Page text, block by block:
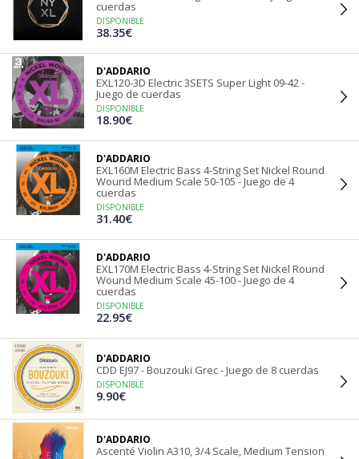
cuerdas
DISPONIBLE
38.35€
D'ADDARIO
EXL120-3D Electric 3SETS Super Light 09-42 -
Juego de cuerdas
DISPONIBLE
18.90€
D'ADDARIO
EXL160M Electric Bass 4-String Set Nickel Round
Wound Medium Scale 50-105 - Juego de 4
cuerdas
DISPONIBLE
31.40€
D'ADDARIO
EXL170M Electric Bass 4-String Set Nickel Round
Wound Medium Scale 45-100 - Juego de 4
cuerdas
DISPONIBLE
22.95€
D'ADDARIO
CDD EJ97 - Bouzouki Grec - Juego de 8 cuerdas
DISPONIBLE
9.90€
D'ADDARIO
Ascenté Violin A310, 3/4 Scale, Medium Tension